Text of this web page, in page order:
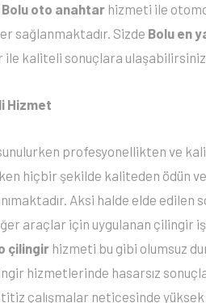
Bolu oto anahtar hizmeti ile
sağlanmaktadır. Sizde Bolu en
ile kaliteli sonuçlara
Hizmet
profesyonellikten ve
hiçbir şekilde kaliteden ödün
Aksi halde elde
araçlar için uygulanan çilingir
çilingir hizmeti bu gibi olumsuz
hizmetlerinde hasarsız
çalışmalar neticesinde